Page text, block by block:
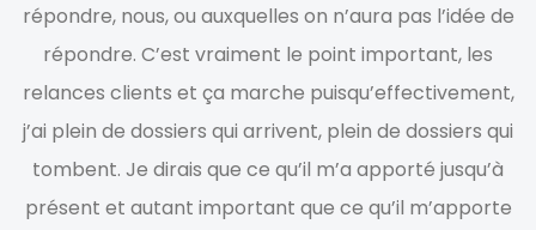
répondre, nous, ou auxquelles on n’aura pas l’idée de
répondre. C’est vraiment le point important, les
relances clients et ça marche puisqu’effectivement,
j’ai plein de dossiers qui arrivent, plein de dossiers qui
tombent. Je dirais que ce qu’il m’a apporté jusqu’à
présent et autant important que ce qu’il m’apporte